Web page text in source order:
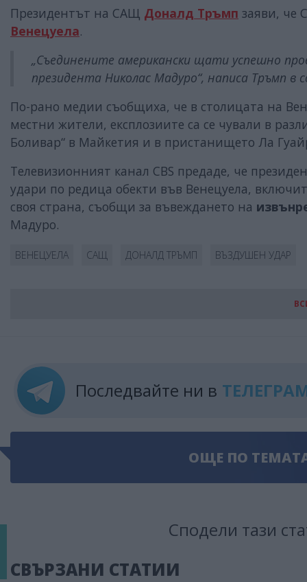
Президентът на САЩ Доналд Тръмп заяви, че
Венецуела.
„Съединените американски щати успешно
президента Николас Мадуро“, написа Тръмп в
По-рано медии съобщиха, че в столицата на
местни жители, експлозиите са се чували в
Боливар“ в Майкетия и в пристанището Ла
Телевизионният канал CBS предаде, че
удари по редица обекти във Венецуела,
своя страна, съобщи за въвеждането на
Мадуро.
ВЕНЕЦУЕЛА САЩ ДОНАЛД ТРЪМП ВЪЗДУШЕН УДАР
Последвайте ни в
ОЩЕ ПО
Сподели тази
СВЪРЗАНИ СТАТИИ